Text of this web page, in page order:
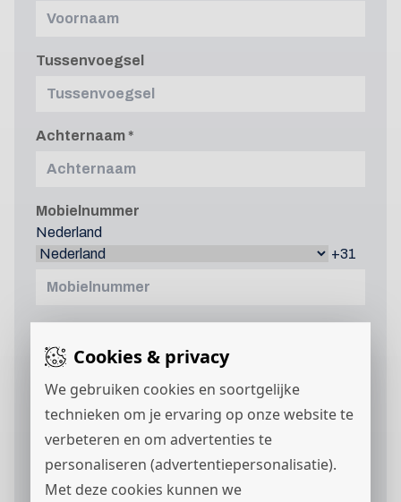
Cookies & privacy
We gebruiken cookies en soortgelijke
technieken om je ervaring op onze website te
verbeteren en om advertenties te
personaliseren (advertentiepersonalisatie).
Met deze cookies kunnen we
Tussenvoegsel
Achternaam
Mobielnummer
Nederland
+31
Curriculum vitae